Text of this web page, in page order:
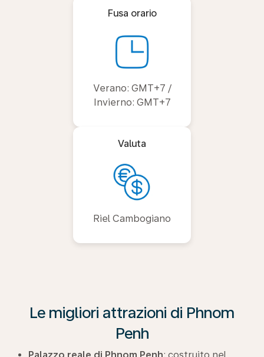
Fusa orario
Verano: GMT+7 /
Invierno: GMT+7
Valuta
Riel Cambogiano
Le migliori attrazioni di Phnom
Penh
Palazzo reale di Phnom Penh: costruito nel